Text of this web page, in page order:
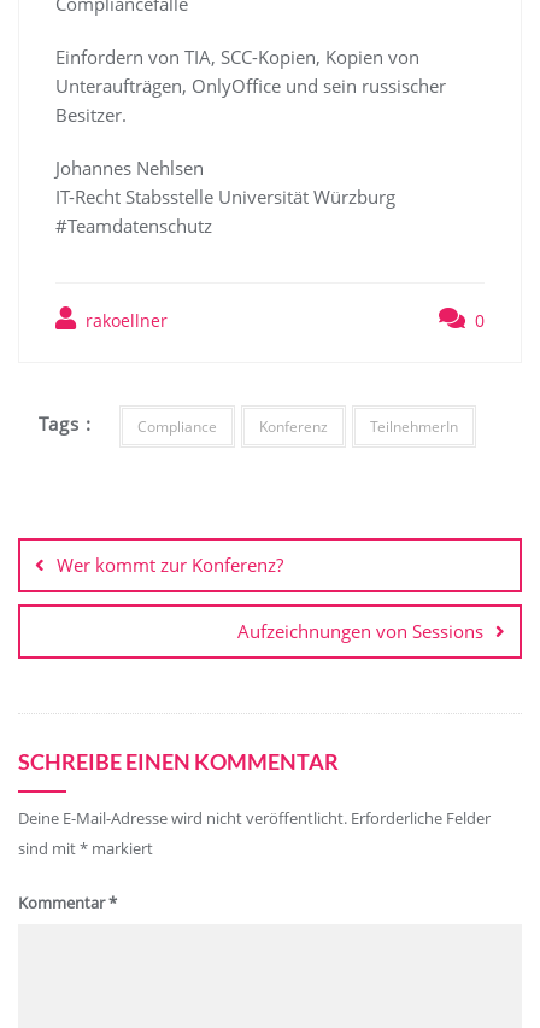
Einfordern von TIA, SCC-Kopien, Kopien von
Unteraufträgen, OnlyOffice und sein russischer
Besitzer.
Johannes Nehlsen
IT-Recht Stabsstelle Universität Würzburg
#Teamdatenschutz
rakoellner 0
Tags : Compliance Konferenz TeilnehmerIn
Wer kommt zur Konferenz?
Aufzeichnungen von Sessions
SCHREIBE EINEN KOMMENTAR
Deine E-Mail-Adresse wird nicht veröffentlicht. Erforderliche Felder
sind mit* markiert
Kommentar*